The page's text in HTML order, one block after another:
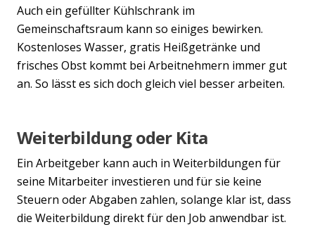
Auch ein gefüllter Kühlschrank im
Gemeinschaftsraum kann so einiges bewirken.
Kostenloses Wasser, gratis Heißgetränke und
frisches Obst kommt bei Arbeitnehmern immer gut
an. So lässt es sich doch gleich viel besser arbeiten.
Weiterbildung oder Kita
Ein Arbeitgeber kann auch in Weiterbildungen für
seine Mitarbeiter investieren und für sie keine
Steuern oder Abgaben zahlen, solange klar ist, dass
die Weiterbildung direkt für den Job anwendbar ist.